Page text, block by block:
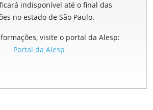
indisponível até o final das
no estado de São Paulo.
visite o portal da Alesp:
Portal da Alesp